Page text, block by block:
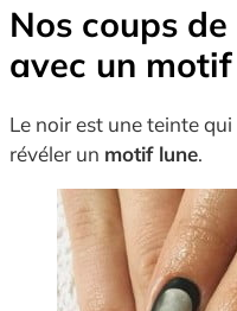
Nos coups
avec un
Le noir est une teinte
révéler un motif lune.